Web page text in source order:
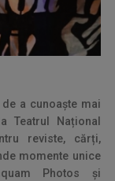
a cunoaște mai
Teatrul Național
reviste, cărți,
momente unice
Photos și